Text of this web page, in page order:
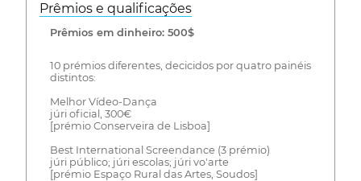
Prêmios e qualificações
Prêmios em dinheiro: 500$
10 prémios diferentes, decicidos por quatro painéis
distintos:
Melhor Vídeo-Dança
júri oficial, 300€
[prémio Conserveira de Lisboa]
Best International Screendance (3 prémio)
júri público; júri escolas; júri vo'arte
[prémio Espaço Rural das Artes, Soudos]